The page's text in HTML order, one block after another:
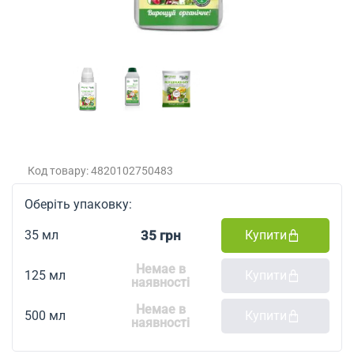
Код товару: 4820102750483
Оберіть упаковку:
35 мл 35 грн Купити
125 мл
Немае в
наявності
Купити
500 мл
Немае в
наявності
Купити